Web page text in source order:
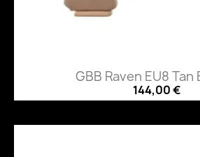
GBB Raven EU8 Tan
144,00 €